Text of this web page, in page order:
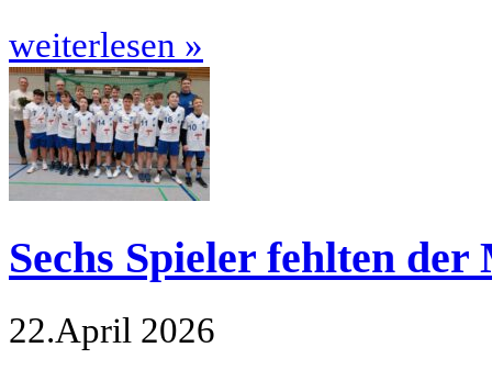
weiterlesen »
Sechs Spieler fehlten der
22.April 2026